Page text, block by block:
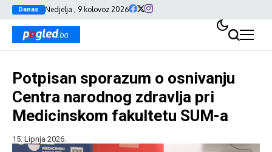
Danas Nedjelja , 9 kolovoz 2026
Potpisan sporazum o osnivanju
Centra narodnog zdravlja pri
Medicinskom fakultetu SUM-a
15. Lipnja 2026.